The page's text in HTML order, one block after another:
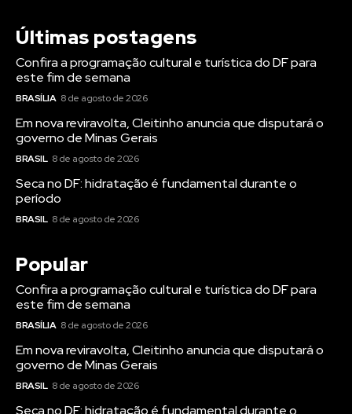
Últimas postagens
Confira a programação cultural e turística do DF para
este fim de semana
BRASÍLIA 8 de agosto de 2026
Em nova reviravolta, Cleitinho anuncia que disputará o
governo de Minas Gerais
BRASIL 8 de agosto de 2026
Seca no DF: hidratação é fundamental durante o
período
BRASIL 8 de agosto de 2026
Popular
Confira a programação cultural e turística do DF para
este fim de semana
BRASÍLIA 8 de agosto de 2026
Em nova reviravolta, Cleitinho anuncia que disputará o
governo de Minas Gerais
BRASIL 8 de agosto de 2026
Seca no DF: hidratação é fundamental durante o